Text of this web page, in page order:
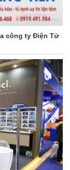
công ty Điện Tử